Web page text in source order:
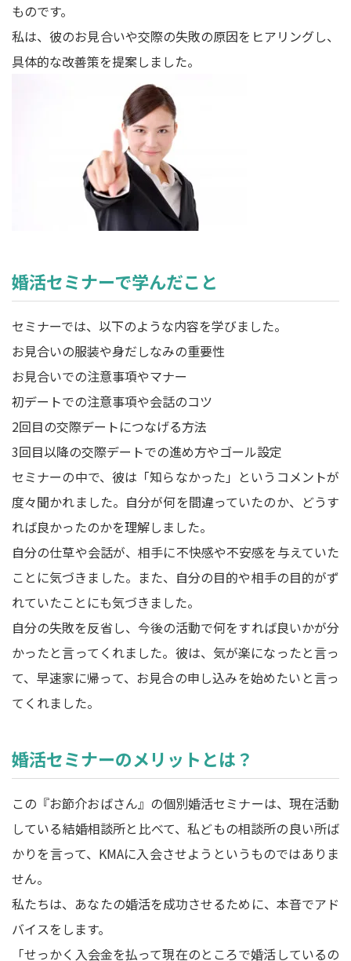
ものです。
私は、彼のお見合いや交際の失敗の原因をヒアリングし、
具体的な改善策を提案しました。
婚活セミナーで学んだこと
セミナーでは、以下のような内容を学びました。
お見合いの服装や身だしなみの重要性
お見合いでの注意事項やマナー
初デートでの注意事項や会話のコツ
2回目の交際デートにつなげる方法
3回目以降の交際デートでの進め方やゴール設定
セミナーの中で、彼は「知らなかった」というコメントが
度々聞かれました。自分が何を間違っていたのか、どうす
れば良かったのかを理解しました。
自分の仕草や会話が、相手に不快感や不安感を与えていた
ことに気づきました。また、自分の目的や相手の目的がず
れていたことにも気づきました。
自分の失敗を反省し、今後の活動で何をすれば良いかが分
かったと言ってくれました。彼は、気が楽になったと言っ
て、早速家に帰って、お見合の申し込みを始めたいと言っ
てくれました。
婚活セミナーのメリットとは？
この『お節介おばさん』の個別婚活セミナーは、現在活動
している結婚相談所と比べて、私どもの相談所の良い所ば
かりを言って、KMAに入会させようというものではありま
せん。
私たちは、あなたの婚活を成功させるために、本音でアド
バイスをします。
「せっかく入会金を払って現在のところで婚活しているの